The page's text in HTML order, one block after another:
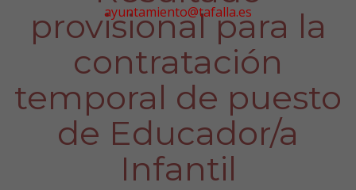
ayuntamiento@tafalla.es
provisional para la
contratación
temporal de puesto
de Educador/a
Infantil